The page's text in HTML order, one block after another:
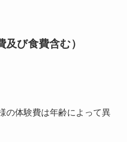
及び食費含む）
の体験費は年齢によって異